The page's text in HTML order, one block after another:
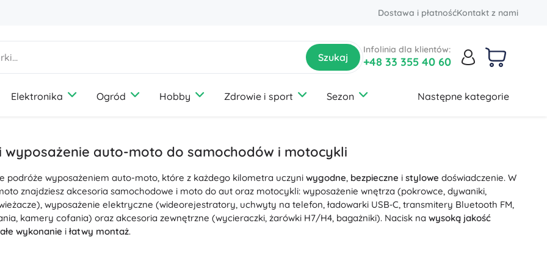
Dostawa i płatnośćKontakt z nami
Szukaj
Infolinia dla klientów:
+48 33 355 40 60
Dyfuzory i zapachy
Oświetlenie
Ochrona i bezpieczeństwo
Termometry i stacje pogodowe
+ Pokaż więcej
Czyszczenie podłóg i dywanów
Kosze na śmieci
Środki czyszczące
Mycie okien
Organizacja
Elektronika
Media
Drony
Projektory
Pojazdy elektryczne
Ogród
Akcesoria
Nadmuchiwane zabawki
Wanny z hydromasażem
Fotele, hamaki i leżaki
Hobby
Szycie i szydełkowanie Malowanie
Książki
Zdrowie i sport
Sprzęt turystyczny
Wędkarstwo
Grzybobranie
Wyroby medyczne
Akcesoria do masażu
Ortopedyczne akcesoria
Sprzęt medyczny
Sezon
Podróże
Ślub
Następne kategorie
Ptaki
Gryzonie
Baterie i ładowanie
Wyposażenie wnętrza
Bezpieczeństwo
Wyposażenie elektryczne
Pielęgnacja auta
Pokaż więcej
wyposażenie auto-moto do samochodów i motocykli
podróże wyposażeniem auto-moto, które z każdego kilometra uczyni wygodne, bezpieczne i stylowe doświadczenie. W
znajdziesz akcesoria samochodowe i moto do aut oraz motocykli: wyposażenie wnętrza (pokrowce, dywaniki,
wyposażenie elektryczne (wideorejestratory, uchwyty na telefon, ładowarki USB‑C, transmitery Bluetooth FM,
kamery cofania) oraz akcesoria zewnętrzne (wycieraczki, żarówki H7/H4, bagażniki). Nacisk na wysoką jakość
wykonanie i łatwy montaż.
i odpowiednią energię zapewni sekcja
oraz boostery startowe. Efektem jest